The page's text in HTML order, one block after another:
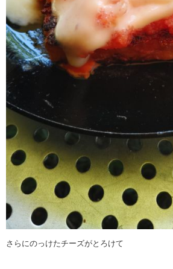
さらにのっけたチーズがとろけて